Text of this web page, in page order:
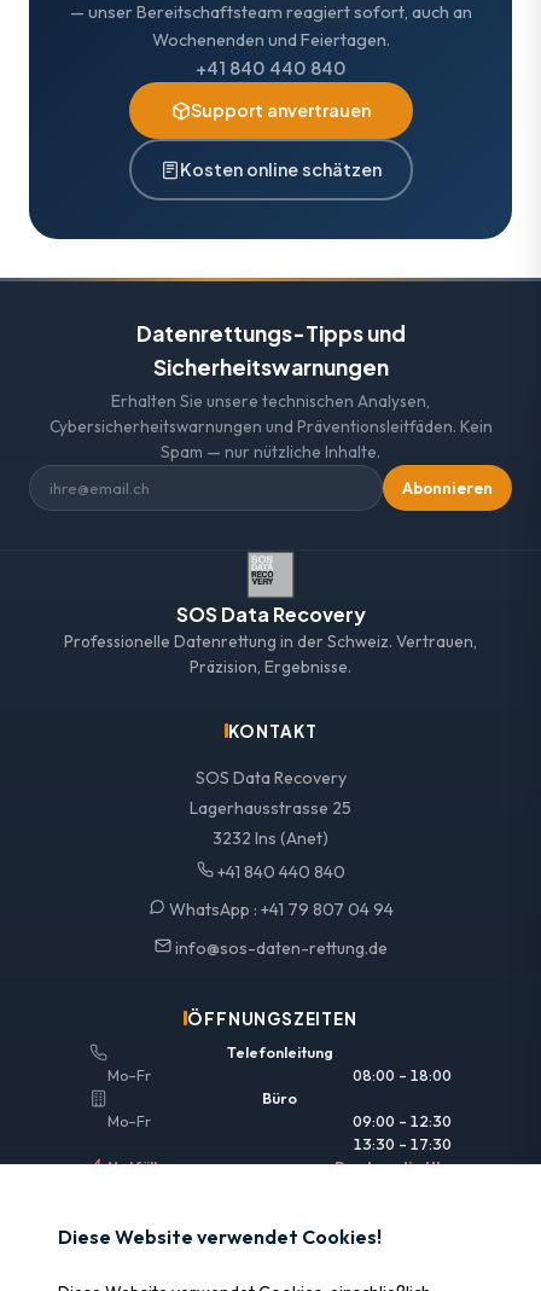
— unser Bereitschaftsteam reagiert sofort, auch an
Wochenenden und Feiertagen.
+41 840 440 840
Support anvertrauen
Kosten online schätzen
Datenrettungs-Tipps und
Sicherheitswarnungen
Erhalten Sie unsere technischen Analysen,
Cybersicherheitswarnungen und Präventionsleitfäden. Kein
Spam — nur nützliche Inhalte.
Abonnieren
SOS Data Recovery
Professionelle Datenrettung in der Schweiz. Vertrauen,
Präzision, Ergebnisse.
KONTAKT
SOS Data Recovery
Lagerhausstrasse 25
3232 Ins (Anet)
+41 840 440 840
WhatsApp : +41 79 807 04 94
info@sos-daten-rettung.de
ÖFFNUNGSZEITEN
Telefonleitung
Mo–Fr
08:00 – 18:00
Büro
Mo–Fr
09:00 – 12:30
13:30 – 17:30
Notfälle
Rund um die Uhr
NÜTZLICHE LINKS
Diese Website verwendet Cookies!